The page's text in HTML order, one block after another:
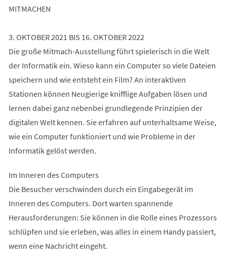
MITMACHEN
3. OKTOBER 2021 BIS 16. OKTOBER 2022
Die große Mitmach-Ausstellung führt spielerisch in die Welt
der Informatik ein. Wieso kann ein Computer so viele Dateien
speichern und wie entsteht ein Film? An interaktiven
Stationen können Neugierige knifflige Aufgaben lösen und
lernen dabei ganz nebenbei grundlegende Prinzipien der
digitalen Welt kennen. Sie erfahren auf unterhaltsame Weise,
wie ein Computer funktioniert und wie Probleme in der
Informatik gelöst werden.
Im Inneren des Computers
Die Besucher verschwinden durch ein Eingabegerät im
Inneren des Computers. Dort warten spannende
Herausforderungen: Sie können in die Rolle eines Prozessors
schlüpfen und sie erleben, was alles in einem Handy passiert,
wenn eine Nachricht eingeht.